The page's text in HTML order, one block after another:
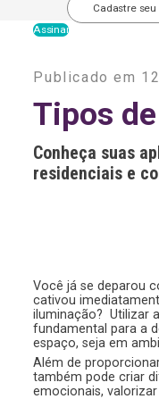
t
r
n
t
i
Publicado em
Tipos
Conheça suas
residenciais e
Você já se deparou
cativou
iluminação? Utilizar
fundamental para a
espaço, seja em
Além de
também pode criar
emocionais,